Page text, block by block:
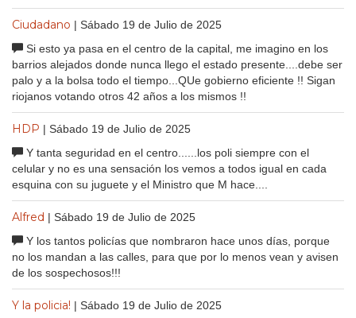
Ciudadano | Sábado 19 de Julio de 2025
Si esto ya pasa en el centro de la capital, me imagino en los
barrios alejados donde nunca llego el estado presente....debe ser
palo y a la bolsa todo el tiempo...QUe gobierno eficiente !! Sigan
riojanos votando otros 42 años a los mismos !!
HDP | Sábado 19 de Julio de 2025
Y tanta seguridad en el centro......los poli siempre con el
celular y no es una sensación los vemos a todos igual en cada
esquina con su juguete y el Ministro que M hace....
Alfred | Sábado 19 de Julio de 2025
Y los tantos policías que nombraron hace unos días, porque
no los mandan a las calles, para que por lo menos vean y avisen
de los sospechosos!!!
Y la policia! | Sábado 19 de Julio de 2025